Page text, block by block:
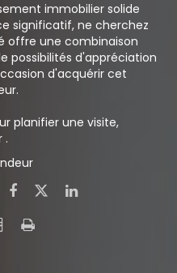
immobilier solide
significatif, ne cherchez
offre une combinaison
possibilités d'appréciation
d'acquérir cet
planifier une visite,
.